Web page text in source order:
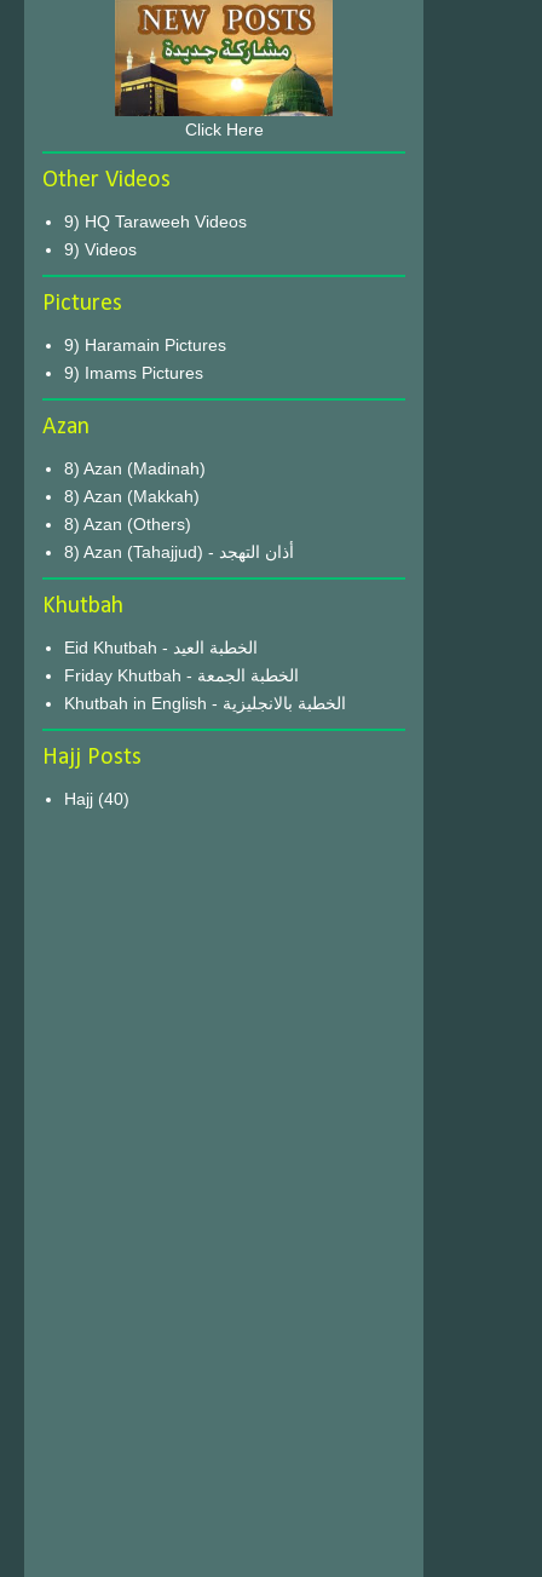
Click Here
Other Videos
9) HQ Taraweeh Videos
9) Videos
Pictures
9) Haramain Pictures
9) Imams Pictures
Azan
8) Azan (Madinah)
8) Azan (Makkah)
8) Azan (Others)
8) Azan (Tahajjud) - أذان التهجد
Khutbah
Eid Khutbah - الخطبة العيد
Friday Khutbah - الخطبة الجمعة
Khutbah in English - الخطبة بالانجليزية
Hajj Posts
Hajj (40)